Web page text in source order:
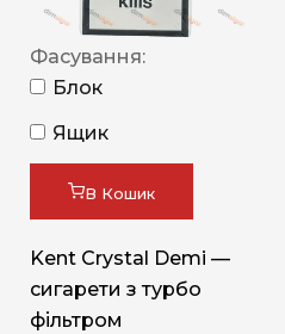
Фасування:
Блок
Ящик
В Кошик
Kent Crystal Demi —
сигарети з турбо
фільтром